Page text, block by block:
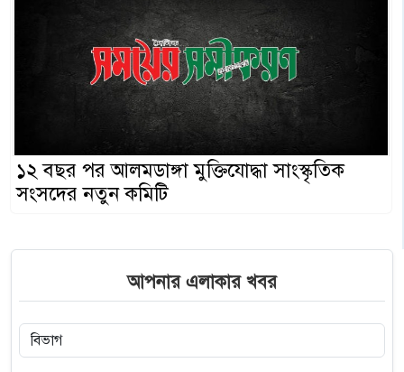
১২ বছর পর আলমডাঙ্গা মুক্তিযোদ্ধা সাংস্কৃতিক
সংসদের নতুন কমিটি
আপনার এলাকার খবর